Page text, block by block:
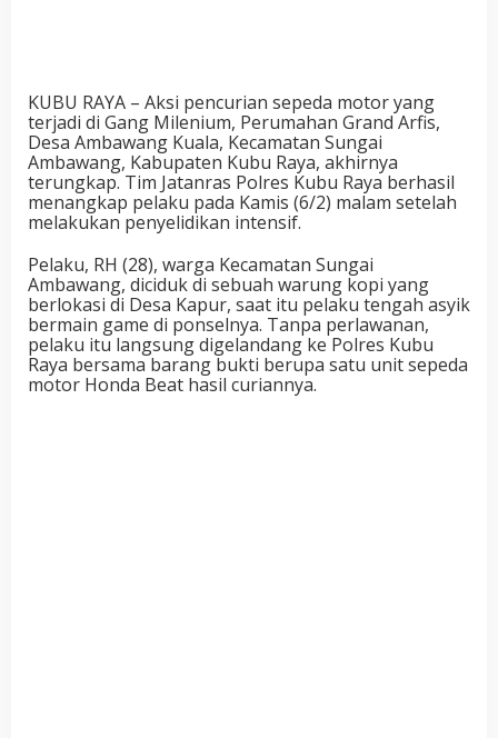
KUBU RAYA – Aksi pencurian sepeda motor yang
terjadi di Gang Milenium, Perumahan Grand Arfis,
Desa Ambawang Kuala, Kecamatan Sungai
Ambawang, Kabupaten Kubu Raya, akhirnya
terungkap. Tim Jatanras Polres Kubu Raya berhasil
menangkap pelaku pada Kamis (6/2) malam setelah
melakukan penyelidikan intensif.
Pelaku, RH (28), warga Kecamatan Sungai
Ambawang, diciduk di sebuah warung kopi yang
berlokasi di Desa Kapur, saat itu pelaku tengah asyik
bermain game di ponselnya. Tanpa perlawanan,
pelaku itu langsung digelandang ke Polres Kubu
Raya bersama barang bukti berupa satu unit sepeda
motor Honda Beat hasil curiannya.